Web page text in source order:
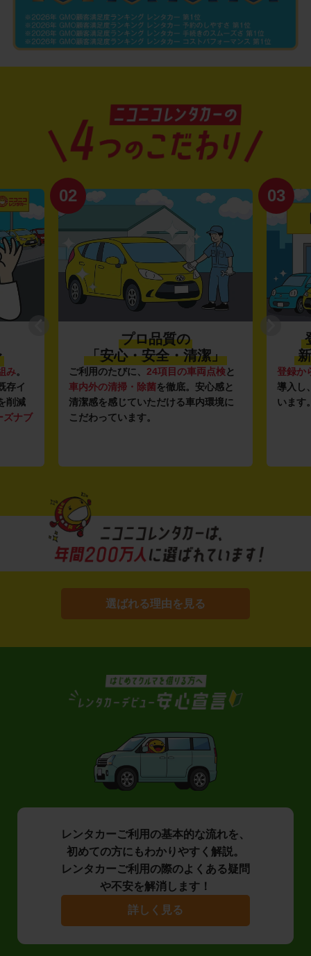
み。
存イ
削減
ズナブ
02
プロ品質の
「安心・安全・清潔」
ご利用のたびに、 24項目の車両点検と
車内外の清掃・除菌を徹底。安心感と
清潔感を感じていただける車内環境に
こだわっています。
03
登録か
導入し
います
選ばれる理由を見る
レンタカーご利用の基本的な流れを、
初めての方にもわかりやすく解説。
レンタカーご利用の際のよくある疑問
や不安を解消します！
詳しく見る